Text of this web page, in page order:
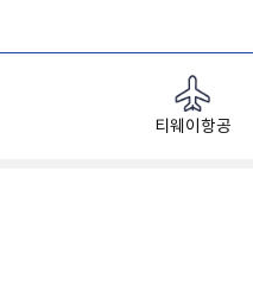
티웨이항공